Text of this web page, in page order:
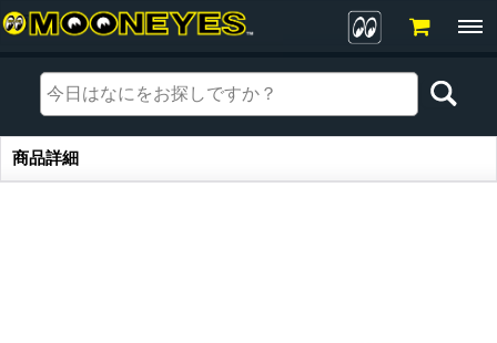
商品詳細
商品詳細